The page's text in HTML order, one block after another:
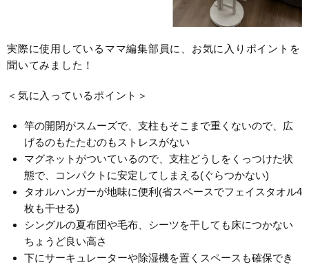
実際に使用しているママ編集部員に、お気に入りポイントを
聞いてみました！
＜気に入っているポイント＞
竿の開閉がスムーズで、支柱もそこまで重くないので、広
げるのもたたむのもストレスがない
マグネットがついているので、支柱どうしをくっつけた状
態で、コンパクトに安定してしまえる(ぐらつかない)
タオルハンガーが地味に便利(省スペースでフェイスタオル4
枚も干せる)
シングルの夏布団や毛布、シーツを干しても床につかない
ちょうど良い高さ
下にサーキュレーターや除湿機を置くスペースも確保でき